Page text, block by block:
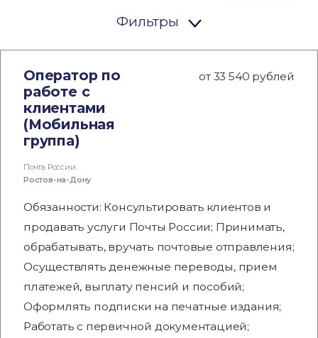
Фильтры
Оператор по
работе с
клиентами
(Мобильная
группа)
от 33 540 рублей
Почта России
Ростов-на-Дону
Обязанности: Консультировать клиентов и
продавать услуги Почты России; Принимать,
обрабатывать, вручать почтовые отправления;
Осуществлять денежные переводы, прием
платежей, выплату пенсий и пособий;
Оформлять подписки на печатные издания;
Работать с первичной документацией;